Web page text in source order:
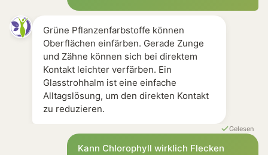
Grüne Pflanzenfarbstoffe können
Oberflächen einfärben. Gerade Zunge
und Zähne können sich bei direktem
Kontakt leichter verfärben. Ein
Glasstrohhalm ist eine einfache
Alltagslösung, um den direkten Kontakt
zu reduzieren.
Gelesen
Kann Chlorophyll wirklich Flecken